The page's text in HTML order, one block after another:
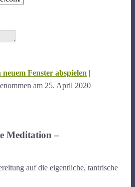
neuem Fenster abspielen |
am 25. April 2020
Meditation –
auf die eigentliche, tantrische